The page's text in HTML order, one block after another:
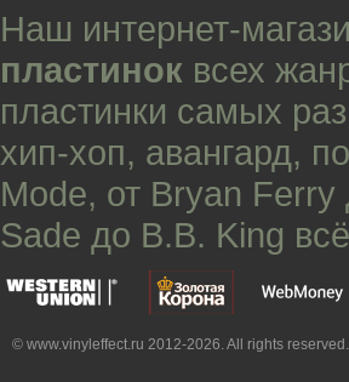
Наш интернет-
пластинок всех
пластинки самых
хип-хоп, авангард,
Mode, от Bryan Ferry
Sade до B.B. King
© www.vinyleffect.ru 2012-2026. All rights reserved.